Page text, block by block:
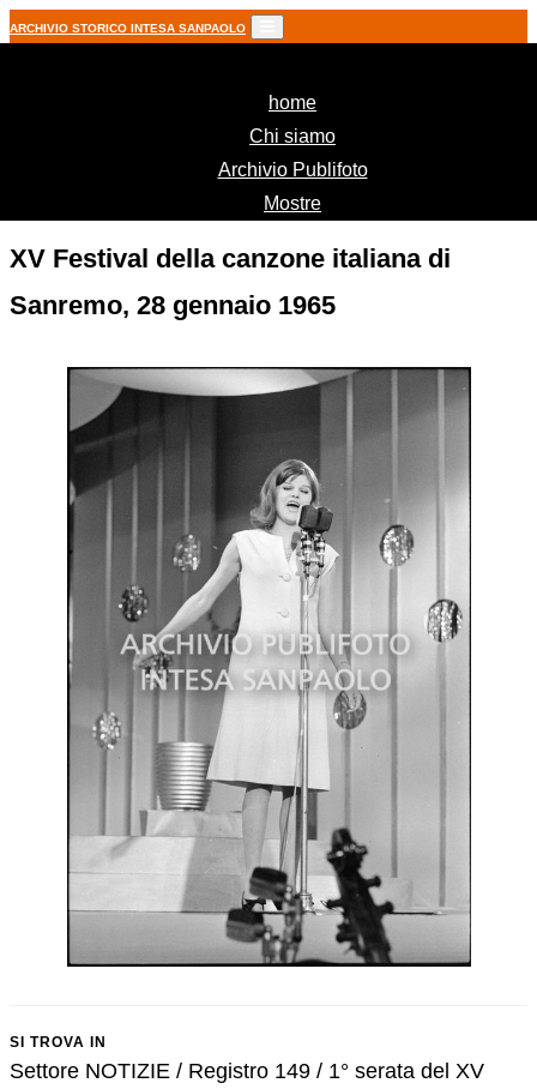
ARCHIVIO STORICO INTESA SANPAOLO
home(current)
Chi siamo
Archivio Publifoto
Mostre
XV Festival della canzone italiana di
Sanremo, 28 gennaio 1965
SI TROVA IN
Settore NOTIZIE / Registro 149 / 1° serata del XV